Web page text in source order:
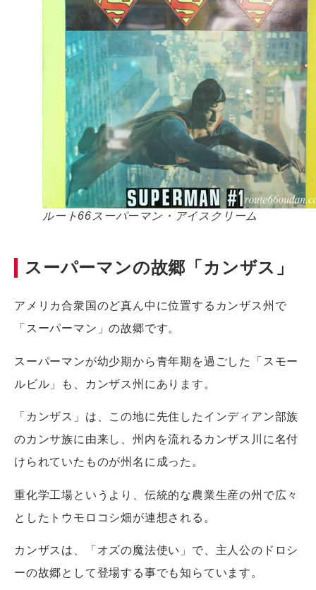
ルート66スーパーマン・アイスクリーム
スーパーマンの故郷「カンザス」
アメリカ合衆国のど真ん中に位置するカンザス州で
「スーパーマン」の故郷です。
スーパーマンが幼少期から青年期を過ごした「スモー
ルビル」も、カンザス州にあります。
「カンザス」は、この地に先住したインディアン部族
のカンサ族に由来し、州内を流れるカンザス川に名付
けられていたものが州名に成った。
重化学工場というより、伝統的な農業生産の州で広々
としたトウモロコシ畑が連想される。
カンザスは、「オズの魔法使い」で、主人公のドロシ
ーの故郷として登場する事でも知らています。